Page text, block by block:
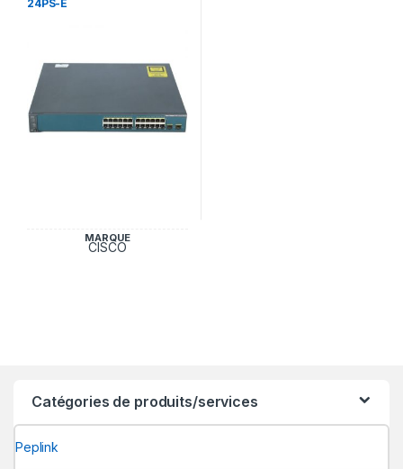
24PS-E
MARQUE
CISCO
Catégories de produits/services
Peplink